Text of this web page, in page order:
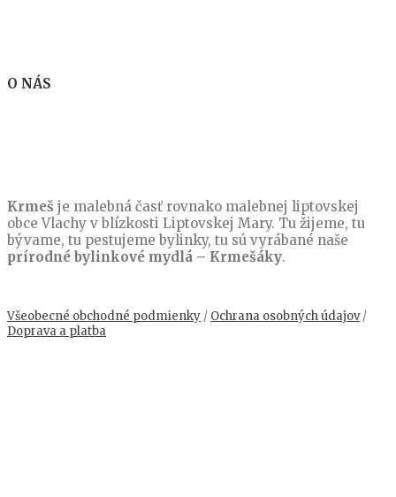
O NÁS
Krmeš je malebná časť rovnako malebnej liptovskej
obce Vlachy v blízkosti Liptovskej Mary. Tu žijeme, tu
bývame, tu pestujeme bylinky, tu sú vyrábané naše
prírodné bylinkové mydlá – Krmešáky.
Všeobecné obchodné podmienky / Ochrana osobných údajov/
Doprava a platba